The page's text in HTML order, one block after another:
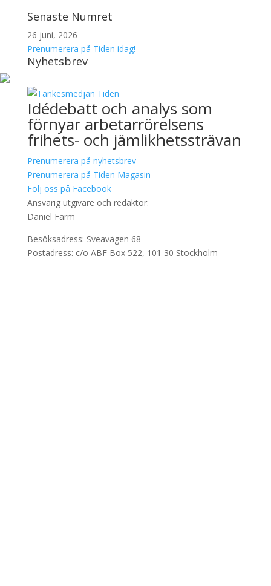
Senaste Numret
26 juni, 2026
Prenumerera på Tiden idag!
Nyhetsbrev
Idédebatt och analys som
förnyar arbetarrörelsens
frihets- och jämlikhetssträvan
Prenumerera på nyhetsbrev
Prenumerera på Tiden Magasin
Följ oss på Facebook
Ansvarig utgivare och redaktör:
Daniel Färm
Besöksadress: Sveavägen 68
Postadress: c/o ABF Box 522, 101 30 Stockholm